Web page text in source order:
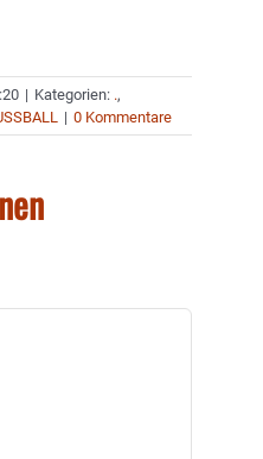
| Kategorien: .,
| 0 Kommentare